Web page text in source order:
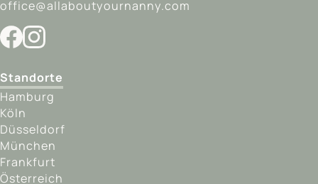
office@allaboutyournanny.com
Standorte
Hamburg
Köln
Düsseldorf
München
Frankfurt
Österreich